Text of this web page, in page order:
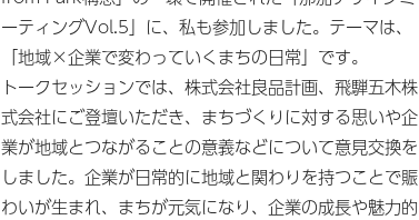
ーティングVol.5」に、私も参加しました。テーマは、
「地域×企業で変わっていくまちの日常」です。
トークセッションでは、株式会社良品計画、飛騨五木株
式会社にご登壇いただき、まちづくりに対する思いや企
業が地域とつながることの意義などについて意見交換を
しました。企業が日常的に地域と関わりを持つことで賑
わいが生まれ、まちが元気になり、企業の成長や魅力的